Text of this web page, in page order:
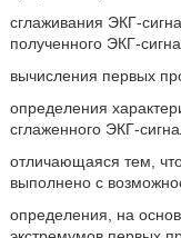
сглаживания ЭКГ-
полученного ЭКГ-
вычисления первых
определения
сглаженного ЭКГ-
отличающаяся тем,
выполнено с
определения, на